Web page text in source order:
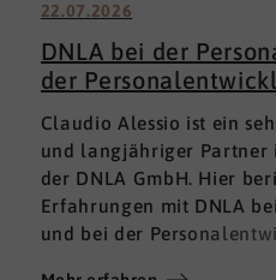
22.07.2026
DNLA bei der
der
Claudio Alessio ist ein
und langjähriger Partner
der DNLA GmbH. Hier
Erfahrungen mit DNLA
und bei der